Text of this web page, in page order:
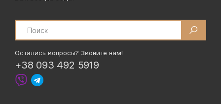
Search
Остались вопросы? Звоните нам!
+38 093 492 5919